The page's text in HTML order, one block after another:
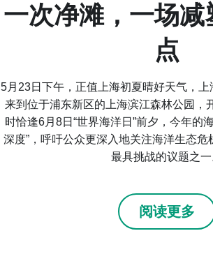
一次净滩，一场减
点
5月23日下午，正值上海初夏晴好天气，
来到位于浦东新区的上海滨江森林公园，
时恰逢6月8日“世界海洋日”前夕，今年的
深度”，呼吁公众更深入地关注海洋生态危
最具挑战的议题之一
阅读更多